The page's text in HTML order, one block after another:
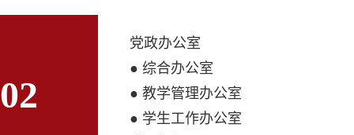
02
党政办公室
● 综合办公室
● 教学管理办公室
● 学生工作办公室